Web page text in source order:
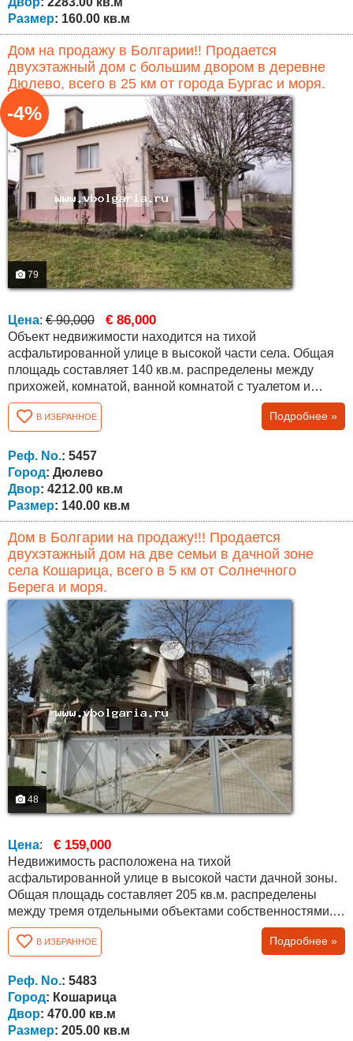
Размер: 160.00 кв.м
Дом на продажу в Болгарии!! Продается
двухэтажный дом с большим двором в деревне
Дюлево, всего в 25 км от города Бургас и моря.
79
-4%
Цена: € 90,000 € 86,000
Объект недвижимости находится на тихой
асфальтированной улице в высокой части села. Общая
площадь составляет 140 кв.м. распределены между
прихожей, комнатой, ванной комнатой с туалетом и
двумя кладовками на первом этаже и прихожая и три
комнаты на втором этаже. Крыша была
отремонтирована 3 года назад, были заменены окна, и
была выполнена внешняя гидроизоляция. Дом
нуждается в освежении и модернизации. Площадь двора
4212 кв.м....
В ИЗБРАННОЕ Подробнее »
Реф. No.: 5457
Город: Дюлево
Двор: 4212.00 кв.м
Размер: 140.00 кв.м
Дом в Болгарии на продажу!!! Продается
двухэтажный дом на две семьи в дачной зоне
села Кошарица, всего в 5 км от Солнечного
Берега и моря.
48
Цена: € 159,000
Недвижимость расположена на тихой
асфальтированной улице в высокой части дачной зоны.
Общая площадь составляет 205 кв.м. распределены
между тремя отдельными объектами собственностями.
Главный дом, отдельная комната с комнатой для
строительства ванной комнаты с туалетом на первом
этаже и возможность обособить как небольшую студию,
офис или мастерскую, так и меблированная студия с
ванной и туалетом, кухней и террасой на втором...
В ИЗБРАННОЕ Подробнее »
Реф. No.: 5483
Город: Кошарица
Двор: 470.00 кв.м
Размер: 205.00 кв.м